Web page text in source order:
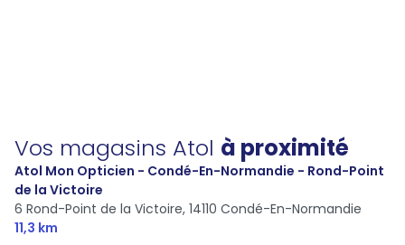
Vos magasins Atol à proximité
Atol Mon Opticien - Condé-En-Normandie - Rond-Point
de la Victoire
6 Rond-Point de la Victoire, 14110 Condé-En-Normandie
11,3 km